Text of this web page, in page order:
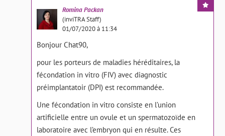
RominaPackan
(inviTRA Staff)
01/07/2020 à 11:34
Bonjour Chat90,
pour les porteurs de maladies héréditaires, la
fécondation in vitro (FIV) avec diagnostic
préimplantatoir (DPI) est recommandée.
Une fécondation in vitro consiste en l’union
artificielle entre un ovule et un spermatozoïde en
laboratoire avec l’embryon qui en résulte. Ces